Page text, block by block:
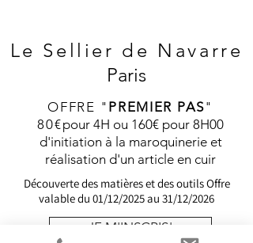
Le Sellier de Navarre
Paris
OFFRE " PREMIER PAS"
80€pour 4H ou 160€ pour 8H00
d'initiation à la maroquinerie et
réalisation d'un article en cuir
Découverte des matières et des outilsOffre
valable du 01/12/2025 au 31/12/2026
JE M'INSCRIS!